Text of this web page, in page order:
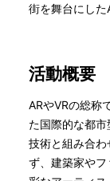
街を舞台にした
活動概要
ARやVRの総称
た国際的な都
技術と組み合
ず、建築家や